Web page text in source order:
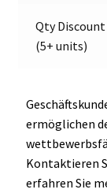
Qty Discount
(5+ units)
ermöglichen
Kontaktieren
erfahren Sie